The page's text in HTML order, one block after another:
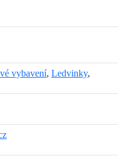
vybavení, Ledvinky,